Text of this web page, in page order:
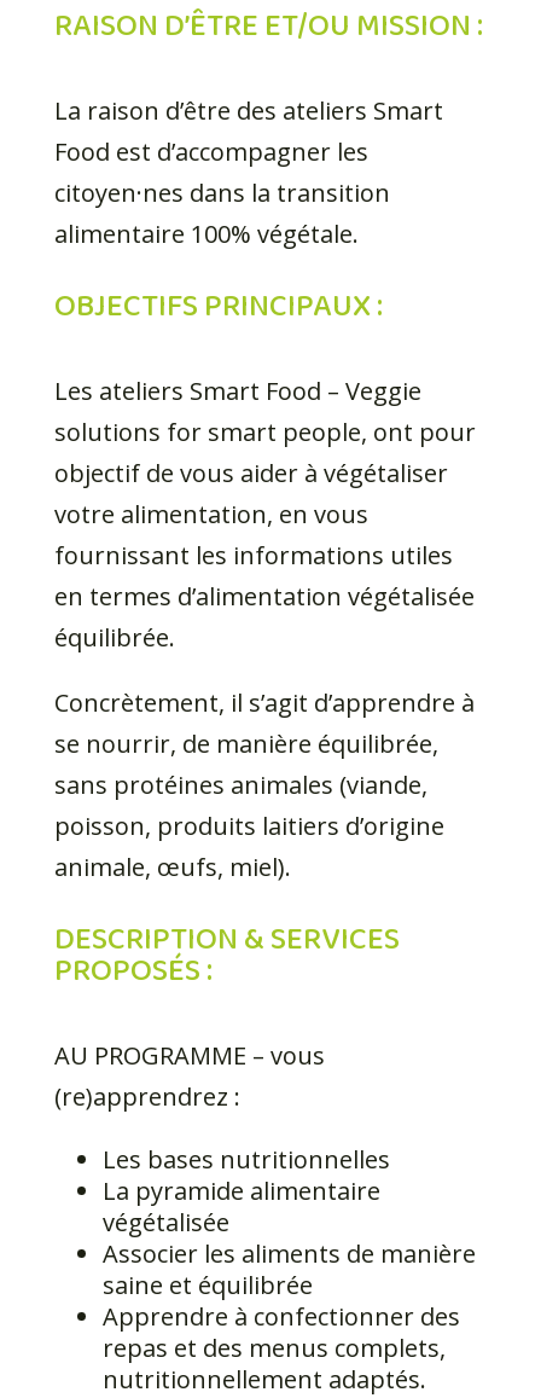
RAISON D’ÊTRE ET/OU MISSION :
La raison d’être des ateliers Smart
Food est d’accompagner les
citoyen·nes dans la transition
alimentaire 100% végétale.
OBJECTIFS PRINCIPAUX :
Les ateliers Smart Food – Veggie
solutions for smart people, ont pour
objectif de vous aider à végétaliser
votre alimentation, en vous
fournissant les informations utiles
en termes d’alimentation végétalisée
équilibrée.
Concrètement, il s’agit d’apprendre à
se nourrir, de manière équilibrée,
sans protéines animales (viande,
poisson, produits laitiers d’origine
animale, œufs, miel).
DESCRIPTION & SERVICES
PROPOSÉS :
AU PROGRAMME – vous
(re)apprendrez :
Les bases nutritionnelles
La pyramide alimentaire
végétalisée
Associer les aliments de manière
saine et équilibrée
Apprendre à confectionner des
repas et des menus complets,
nutritionnellement adaptés.